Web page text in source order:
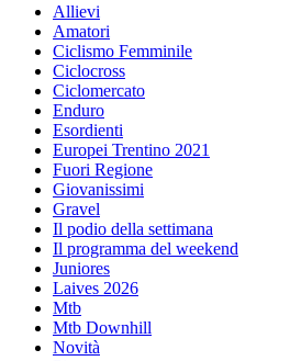
Allievi
Amatori
Ciclismo Femminile
Ciclocross
Ciclomercato
Enduro
Esordienti
Europei Trentino 2021
Fuori Regione
Giovanissimi
Gravel
Il podio della settimana
Il programma del weekend
Juniores
Laives 2026
Mtb
Mtb Downhill
Novità